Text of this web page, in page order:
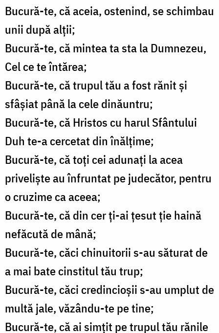
Bucură-te, că aceia, ostenind, se schimbau
unii după alţii;
Bucură-te, că mintea ta sta la Dumnezeu,
Cel ce te întărea;
Bucură-te, că trupul tău a fost rănit şi
sfâşiat până la cele dinăuntru;
Bucură-te, că Hristos cu harul Sfântului
Duh te-a cercetat din înălţime;
Bucură-te, că toţi cei adunaţi la acea
privelişte au înfruntat pe judecător, pentru
o cruzime ca aceea;
Bucură-te, că din cer ţi-ai ţesut ţie haină
nefăcută de mână;
Bucură-te, căci chinuitorii s-au săturat de
a mai bate cinstitul tău trup;
Bucură-te, căci credincioşii s-au umplut de
multă jale, văzându-te pe tine;
Bucură-te, că ai simţit pe trupul tău rănile